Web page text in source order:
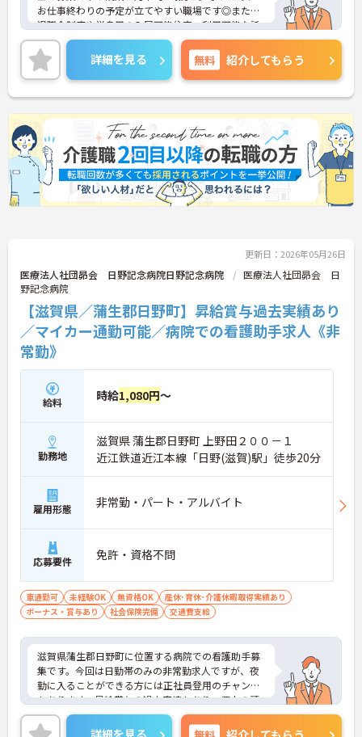
お仕事終わりの予定が立てやすい職場です◎また、
退職金制度や単身用の入居可能住宅、利用可能な託
児施設など福利厚生が充実しているのも嬉しいポイ
ント♪ご興味のある方は面接ポイントをお伝えしま
すので、お気軽にご連絡ください！
詳細を見る 無料 紹介してもらう
更新日：2026年05月26日
医療法人社団昴会 日野記念病院日野記念病院
医療法人社団昴会 日
野記念病院
【滋賀県／蒲生郡日野町】昇給賞与過去実績あり
／マイカー通勤可能／病院での看護助手求人《非
常勤》
給料 時給1,080円～
勤務地
滋賀県 蒲生郡日野町 上野田２００－１
近江鉄道近江本線「日野(滋賀)駅」徒歩20分
雇用形態 非常勤・パート・アルバイト
応募要件 免許・資格不問
車通勤可 未経験OK 無資格OK
産休･育休･介護休暇取得実績あり
ボーナス・賞与あり
社会保険完備 交通費支給
滋賀県蒲生郡日野町に位置する病院での看護助手募
集です。今回は日勤帯のみの非常勤求人ですが、夜
勤に入ることができる方には正社員登用のチャンス
もあります。昇給賞与の過去実績もあり、個人の頑
張りを評価してくれる環境です。マイカー通勤も可
能ですので通勤も安心です。ご興味のある方には面